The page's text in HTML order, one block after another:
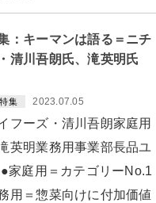
：キーマンは語る＝ニチ
清川吾朗氏、滝英明氏
特集 2023.07.05
ーズ・清川吾朗家庭用
英明業務用事業部長品ユ
庭用＝カテゴリーNo.1
＝惣菜向けに付加価値